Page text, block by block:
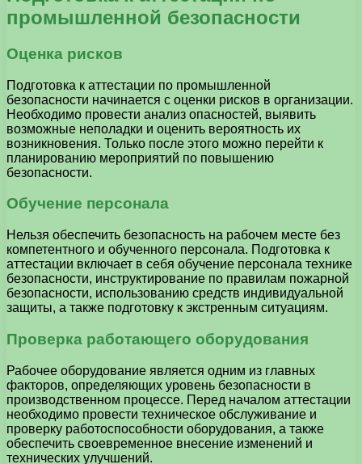
промышленной безопасности
Оценка рисков
Подготовка к аттестации по промышленной
безопасности начинается с оценки рисков в организации.
Необходимо провести анализ опасностей, выявить
возможные неполадки и оценить вероятность их
возникновения. Только после этого можно перейти к
планированию мероприятий по повышению
безопасности.
Обучение персонала
Нельзя обеспечить безопасность на рабочем месте без
компетентного и обученного персонала. Подготовка к
аттестации включает в себя обучение персонала технике
безопасности, инструктирование по правилам пожарной
безопасности, использованию средств индивидуальной
защиты, а также подготовку к экстренным ситуациям.
Проверка работающего оборудования
Рабочее оборудование является одним из главных
факторов, определяющих уровень безопасности в
производственном процессе. Перед началом аттестации
необходимо провести техническое обслуживание и
проверку работоспособности оборудования, а также
обеспечить своевременное внесение изменений и
технических улучшений.